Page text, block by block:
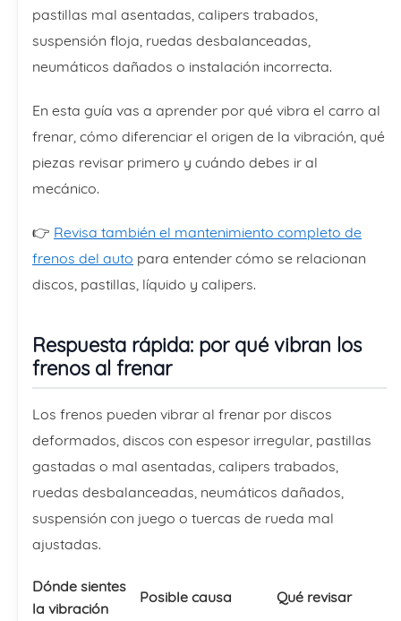
pastillas mal asentadas, calipers trabados,
suspensión floja, ruedas desbalanceadas,
neumáticos dañados o instalación incorrecta.
En esta guía vas a aprender por qué vibra el carro al
frenar, cómo diferenciar el origen de la vibración, qué
piezas revisar primero y cuándo debes ir al
mecánico.
👉 Revisa también el mantenimiento completo de
frenos del auto para entender cómo se relacionan
discos, pastillas, líquido y calipers.
Respuesta rápida: por qué vibran los
frenos al frenar
Los frenos pueden vibrar al frenar por discos
deformados, discos con espesor irregular, pastillas
gastadas o mal asentadas, calipers trabados,
ruedas desbalanceadas, neumáticos dañados,
suspensión con juego o tuercas de rueda mal
ajustadas.
Dónde sientes
la vibración
Posible causa Qué revisar